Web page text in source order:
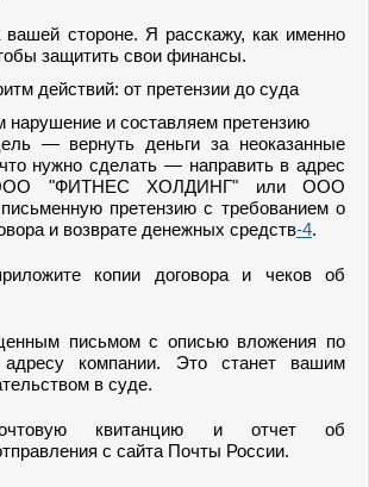
стороне. Я расскажу, как именно
защитить свои финансы.
действий: от претензии до суда
нарушение и составляем претензию
— вернуть деньги за неоказанные
нужно сделать — направить в адрес
(ООО "ФИТНЕС ХОЛДИНГ" или ООО
претензию с требованием о
и возврате денежных средств-4.
копии договора и чеков об
письмом с описью вложения по
адресу компании. Это станет вашим
в суде.
квитанцию и отчет об
с сайта Почты России.